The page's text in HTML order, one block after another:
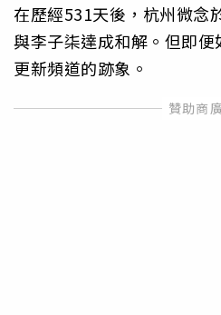
在歷經531天後，杭州微念
與李子柒達成和解。但即
更新頻道的跡象。